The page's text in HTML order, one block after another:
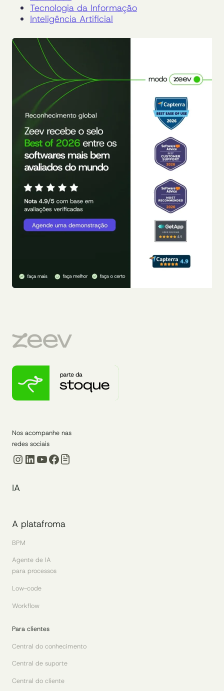
Tecnologia da Informação
Inteligência Artificial
Nos acompanhe nas
redes sociais
Instagram
LinkedIn
Youtube
Facebook
IA
A platafroma
BPM
Agente de IA
para processos
Low-code
Workflow
Para clientes
Central do conhecimento
Central de suporte
Central do cliente